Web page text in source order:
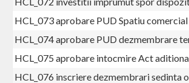
HCL_073 aprobare PUD Spatiu
HCL_074 aprobare PUD dezmembrare
HCL_075 aprobare intocmire Act
HCL_076 inscriere dezmembrari sedinta